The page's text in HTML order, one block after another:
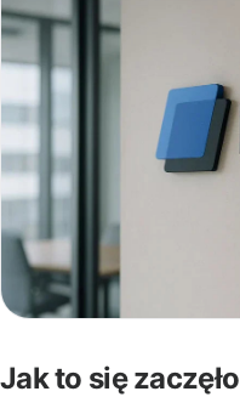
Jak to się zaczęło